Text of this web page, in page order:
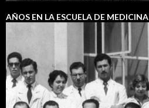
AÑOS EN LA ESCUELA DE MEDICINA